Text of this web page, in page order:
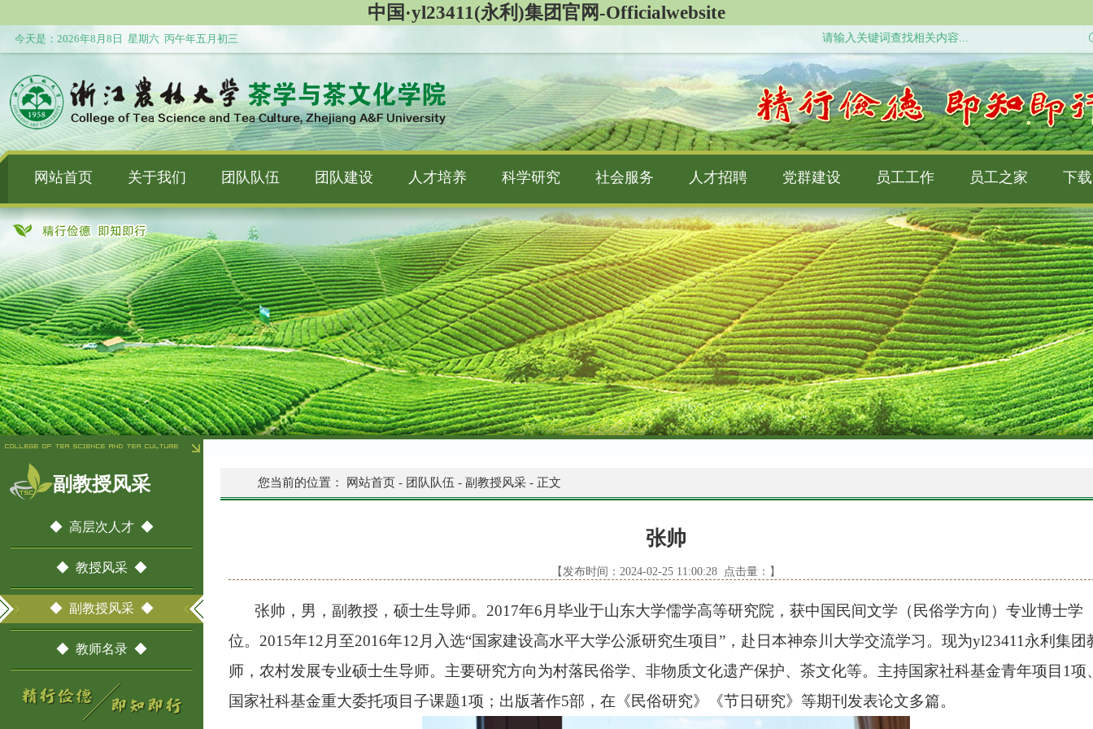
中国·yl23411(永利)集团官网-Officialwebsite
今天是： 2026年8月8日 星期六 丙午年五月初三
网站首页 关于我们 团队队伍 团队建设 人才培养 科学研究 社会服务 人才招聘 党群建设 员工工作 员工之家 下
副教授风采
◆ 高层次人才 ◆
◆ 教授风采 ◆
◆ 副教授风采 ◆
◆ 教师名录 ◆
您当前的位置： 网站首页 - 团队队伍 - 副教授风采 - 正文
张帅
【发布时间：2024-02-25 11:00:28 点击量： 】
张帅，男，副教授，硕士生导师。2017年6月毕业于山东大学儒学高等研究院，获中国民间文学（民俗学方向）专业博士学
位。2015年12月至2016年12月入选“国家建设高水平大学公派研究生项目”，赴日本神奈川大学交流学习。现为yl23411永利集团
师，农村发展专业硕士生导师。主要研究方向为村落民俗学、非物质文化遗产保护、茶文化等。主持国家社科基金青年项目1项
国家社科基金重大委托项目子课题1项；出版著作5部，在《民俗研究》《节日研究》等期刊发表论文多篇。